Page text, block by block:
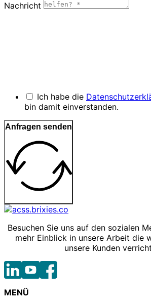
Nachricht
Ich habe die
bin damit einverstanden.
Anfragen senden
Besuchen Sie uns auf den sozialen
mehr Einblick in unsere Arbeit die
unsere Kunden
MENÜ